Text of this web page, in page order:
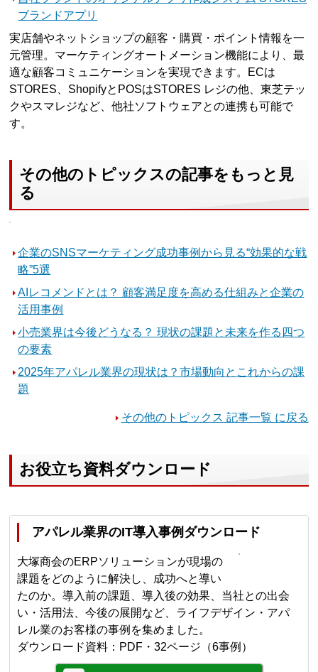
ブランドアプリ
実店舗やネットショップの顧客・購買・ポイント情報を一
元管理。マーケティングオートメーション機能により、最
適な顧客コミュニケーションを実現できます。ECは
STORES、ShopifyとPOSはSTORES レジの他、東芝テッ
クやスマレジなど、他社ソフトウェアとの連携も可能で
す。
その他のトピックスの記事をもっと見
る
企業のSNSマーケティング成功事例から見る“効果的な戦
略”5選
AIレコメンドとは？ 顧客満足度を高める仕組みと企業の
活用事例
小売業界は今後どうなる？ 現状の課題と未来を作る四つ
の要素
2025年アパレル業界の現状は？市場動向とこれからの課
題
その他のトピックス 記事一覧 に戻る
お役立ち資料ダウンロード
アパレル業界のIT導入事例ダウンロード
大塚商会のERPソリューションが現場の
課題をどのように解決し、成功へと導い
たのか。導入前の課題、導入後の効果、当社との出会
い・活用法、今後の展開など、ライフデザイン・アパ
レル業のお客様の事例を集めました。
ダウンロード資料：PDF・32ページ（6事例）